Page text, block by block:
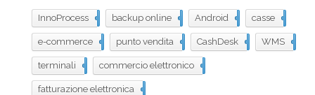
InnoProcess 598backup online 594Android 453casse
e-commerce 229punto vendita 119CashDesk 118WMS
terminali 103commercio elettronico
fatturazione elettronica